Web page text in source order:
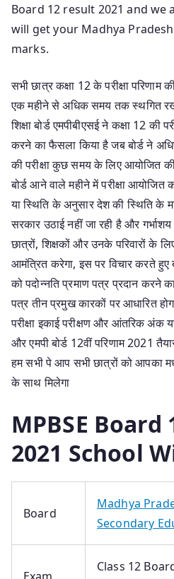
Board 12 result 2021 and we
will get your Madhya
marks.
सभी छात्र कक्षा 12 के परीक्षा परिणाम
एक महीने से अधिक समय तक स्थगित
शिक्षा बोर्ड एमपीबीएसई ने कक्षा 12 की
करने का फैसला किया है जब बोर्ड ने
की परीक्षा कुछ समय के लिए आयोजित
बोर्ड आने वाले महीने में परीक्षा
या स्थिति के अनुसार देश की स्थिति के
सरकार उठाई नहीं जा रही है और
छात्रों, शिक्षकों और उनके परिवारों के
आमंत्रित करेगा, इस पर विचार करते हुए
को पदोन्नति प्रमाण पत्र प्रदान करने
पत्र तीन प्रमुख कारकों पर आधारित होगा
परीक्षा इकाई परीक्षण और आंतरिक अंक
और एमपी बोर्ड 12वीं परिणाम 2021
हम सभी पे आप सभी छात्रों को आपका
के साथ मिलेगा
MPBSE
2021 School
Board
Madhya
Secondary
Class 12